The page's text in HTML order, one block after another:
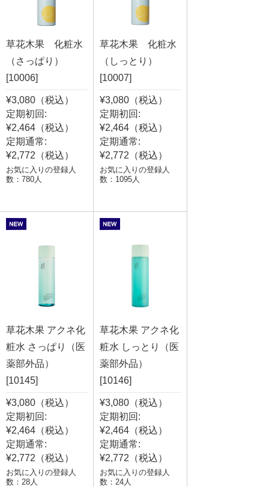
草花木果 化粧水
（さっぱり）
[10006]
¥3,080（税込）
定期初回:
¥2,464（税込）
定期通常:
¥2,772（税込）
お気に入りの登録人
数：780人
草花木果 化粧水
（しっとり）
[10007]
¥3,080（税込）
定期初回:
¥2,464（税込）
定期通常:
¥2,772（税込）
お気に入りの登録人
数：1095人
草花木果 アクネ化
粧水 さっぱり（医
薬部外品）
[10145]
¥3,080（税込）
定期初回:
¥2,464（税込）
定期通常:
¥2,772（税込）
お気に入りの登録人
数：28人
草花木果 アクネ化
粧水 しっとり（医
薬部外品）
[10146]
¥3,080（税込）
定期初回:
¥2,464（税込）
定期通常:
¥2,772（税込）
お気に入りの登録人
数：24人